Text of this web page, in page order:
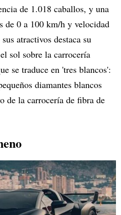
de 1.018 caballos, y una
de 0 a 100 km/h y velocidad
atractivos destaca su
sol sobre la carrocería
se traduce en 'tres blancos':
diamantes blancos
de la carrocería de fibra de